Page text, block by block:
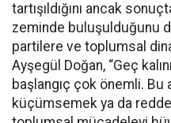
tartışıldığını ancak
zeminde buluşulduğunu
partilere ve toplumsal
Ayşegül Doğan, “Geç
başlangıç çok önemli. Bu
küçümsemek ya da